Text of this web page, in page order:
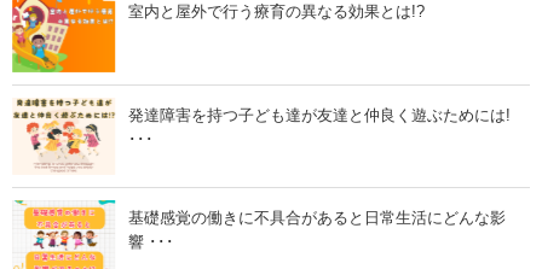
室内と屋外で行う療育の異なる効果とは!?
発達障害を持つ子ども達が友達と仲良く遊ぶためには!
･･･
基礎感覚の働きに不具合があると日常生活にどんな影
響 ･･･